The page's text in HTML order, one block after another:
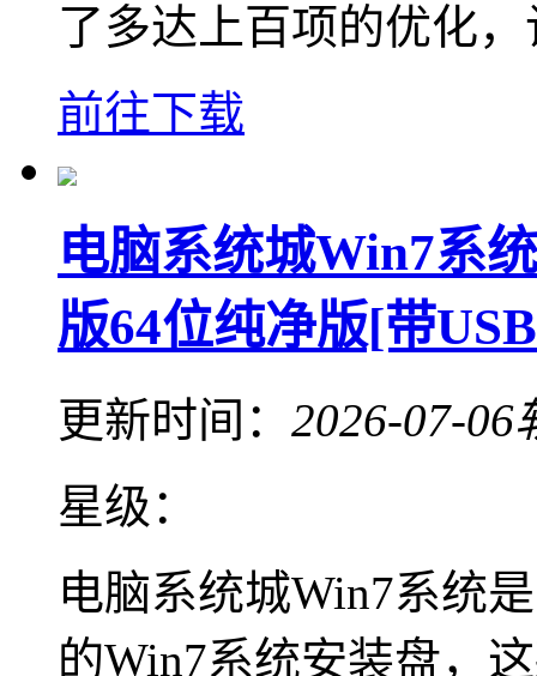
了多达上百项的优化
前往下载
电脑系统城Win7系
版64位纯净版[带
更新时间： 2026-07-06
星级：
电脑系统城Win7系统
的Win7系统安装盘，